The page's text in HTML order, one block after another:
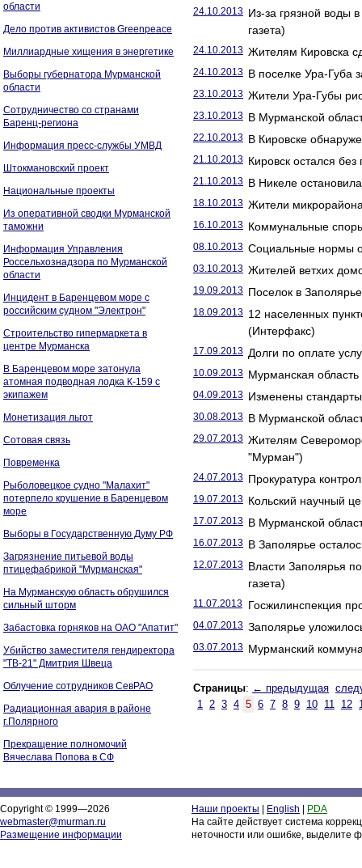
области
Дело против активистов Greenpeace
Миллиардные хищения в энергетике
Выборы губернатора Мурманской
области
Сотрудничество со странами
Баренц-региона
Информация пресс-службы УМВД
Штокмановский проект
Национальные проекты
Из оперативной сводки Мурманской
таможни
Информация Управления
Россельхознадзора по Мурманской
области
Инцидент в Баренцевом море с
российским судном "Электрон"
Строительство гипермаркета в
центре Мурманска
В Баренцевом море затонула
атомная подводная лодка К-159 с
экипажем
Монетизация льгот
Сотовая связь
Повременка
Рыболовецкое судно "Малахит"
потерпело крушение в Баренцевом
море
Выборы в Государственную Думу РФ
Загрязнение питьевой воды
птицефабрикой "Мурманская"
На Мурманскую область обрушился
сильный шторм
Забастовка горняков на ОАО "Апатит"
Убийство заместителя гендиректора
"ТВ-21" Дмитрия Швеца
Облучение сотрудников СевРАО
Радиационная авария в районе
г.Полярного
Прекращение полномочий
Вячеслава Попова в СФ
24.10.2013 Из-за грязной воды
газета)
24.10.2013 Жителям Кировска
24.10.2013 В поселке Ура-Губа
23.10.2013 Жители Ура-Губы
23.10.2013 В Мурманской
22.10.2013 В Кировске
21.10.2013 Кировск остался
21.10.2013 В Никеле
18.10.2013 Жители
16.10.2013 Коммунальные
08.10.2013 Социальные нормы
03.10.2013 Жителей ветхих
19.09.2013 Поселок в
18.09.2013 12 населенных
(Интерфакс)
17.09.2013 Долги по оплате
10.09.2013 Мурманская область
04.09.2013 Изменены
30.08.2013 В Мурманской
29.07.2013 Жителям
"Мурман")
24.07.2013 Прокуратура
19.07.2013 Кольский научный
17.07.2013 В Мурманской
16.07.2013 В Заполярье
12.07.2013 Власти Заполярья
газета)
11.07.2013 Госжилинспекция
04.07.2013 Заполярье
03.07.2013 Мурманский
Страницы: ← предыдущая
1 2 3 4 5 6 7 8 9 10 11 12
Copyright © 1999—2026
webmaster@murman.ru
Размещение информации
Наши проекты English
PDA
На сайте действует система
неточности или ошибке, выделите